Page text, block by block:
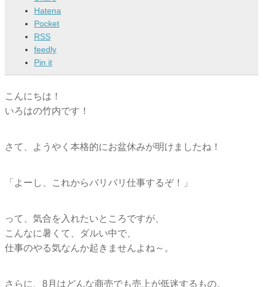
Hatena
Pocket
RSS
feedly
Pin it
こんにちは！
いろはの竹内です！
さて、ようやく本格的にお盆休みが明けましたね！
「よーし、これからバリバリ仕事するぞ！」
って、気合を入れたいところですが、
こんなに暑くて、ダルい中で、
仕事のやる気なんか起きませんよね～。
さらに、8月はどんな商売でも売上が低迷するもの。